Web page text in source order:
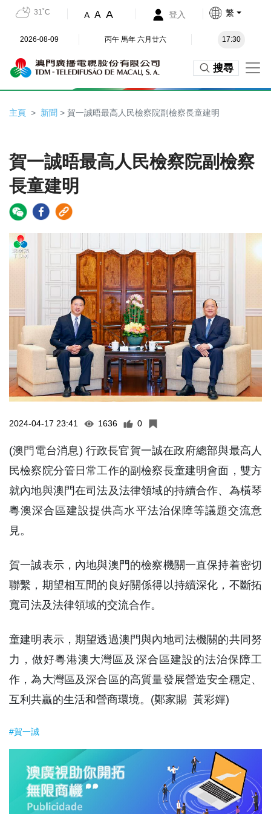
31˚C A A A 登入 繁
2026-08-09 丙午 馬年 六月廿六 17:30
搜尋
主頁 新聞 > 賀一誠晤最高人民檢察院副檢察長童建明
賀一誠晤最高人民檢察院副檢察
長童建明
2024-04-17 23:41 1636 0
(澳門電台消息) 行政長官賀一誠在政府總部與最高人
民檢察院分管日常工作的副檢察長童建明會面，雙方
就內地與澳門在司法及法律領域的持續合作、為橫琴
粵澳深合區建設提供高水平法治保障等議題交流意
見。
賀一誠表示，內地與澳門的檢察機關一直保持着密切
聯繫，期望相互間的良好關係得以持續深化，不斷拓
寬司法及法律領域的交流合作。
童建明表示，期望透過澳門與內地司法機關的共同努
力，做好粵港澳大灣區及深合區建設的法治保障工
作，為大灣區及深合區的高質量發展營造安全穩定、
互利共贏的生活和營商環境。(鄭家賜 黃彩嬋)
#賀一誠